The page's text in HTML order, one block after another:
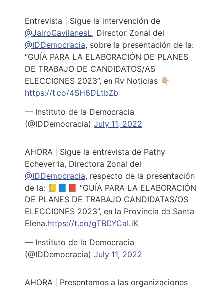
Entrevista | Sigue la intervención de
@JairoGavilanesL, Director Zonal del
@IDDemocracia, sobre la presentación de la:
“GUÍA PARA LA ELABORACIÓN DE PLANES
DE TRABAJO DE CANDIDATOS/AS
ELECCIONES 2023”, en Rv Noticias 👇🏼
https://t.co/4SH6DLtbZb
— Instituto de la Democracia
(@IDDemocracia) July 11, 2022
AHORA | Sigue la entrevista de Pathy
Echeverria, Directora Zonal del
@IDDemocracia, respecto de la presentación
de la: 📒📘📕 “GUÍA PARA LA ELABORACIÓN
DE PLANES DE TRABAJO CANDIDATAS/OS
ELECCIONES 2023”, en la Provincia de Santa
Elena.https://t.co/gTBDYCaLiK
— Instituto de la Democracia
(@IDDemocracia) July 11, 2022
AHORA | Presentamos a las organizaciones